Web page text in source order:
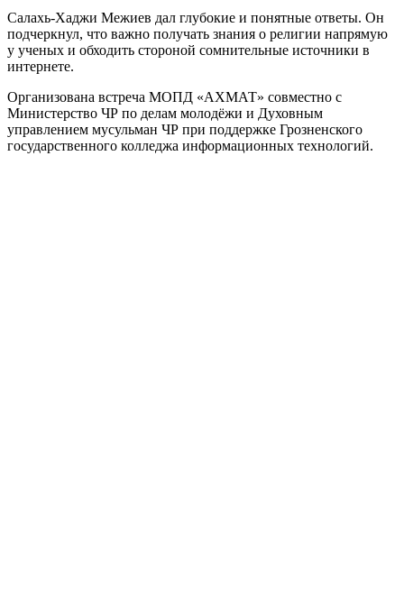
Салахь-Хаджи Межиев дал глубокие и понятные ответы. Он
подчеркнул, что важно получать знания о религии напрямую
у ученых и обходить стороной сомнительные источники в
интернете.
Организована встреча МОПД «АХМАТ» совместно с
Министерство ЧР по делам молодёжи и Духовным
управлением мусульман ЧР при поддержке Грозненского
государственного колледжа информационных технологий.